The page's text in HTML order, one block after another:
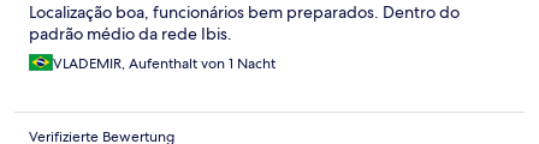
Localização boa, funcionários bem preparados. Dentro do
padrão médio da rede Ibis.
VLADEMIR, Aufenthalt von 1 Nacht
Verifizierte Bewertung